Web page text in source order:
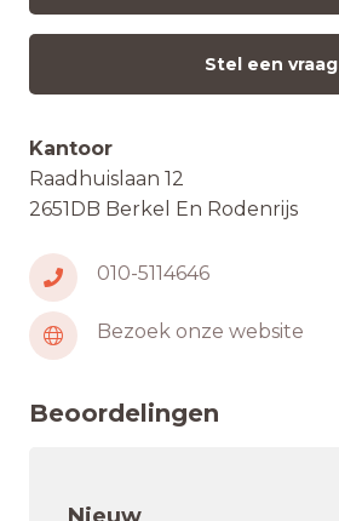
Stel een vraag
Kantoor
Raadhuislaan 12
2651DB Berkel En Rodenrijs
010-5114646
Bezoek onze website
Beoordelingen